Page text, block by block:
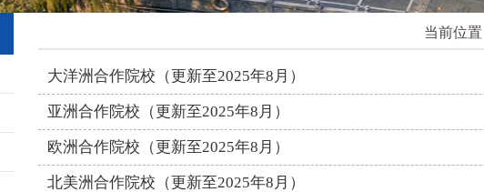
当前位置
大洋洲合作院校（更新至2025年8月）
亚洲合作院校（更新至2025年8月）
欧洲合作院校（更新至2025年8月）
北美洲合作院校（更新至2025年8月）